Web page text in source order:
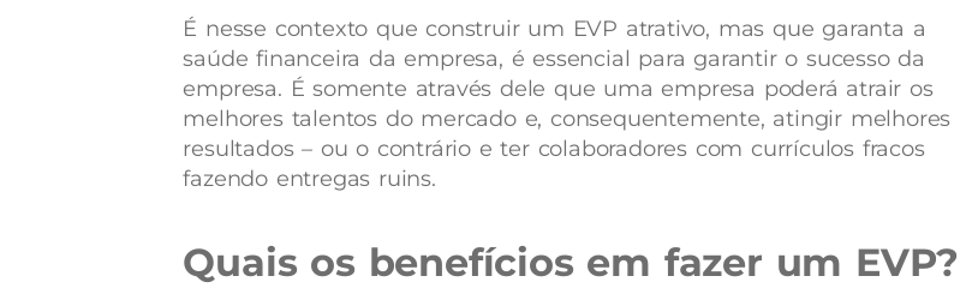
É nesse contexto que construir um EVP atrativo, mas que garanta a
saúde financeira da empresa, é essencial para garantir o sucesso da
empresa. É somente através dele que uma empresa poderá atrair os
melhores talentos do mercado e, consequentemente, atingir melhores
resultados – ou o contrário e ter colaboradores com currículos fracos
fazendo entregas ruins.
Quais os benefícios em fazer um EVP?